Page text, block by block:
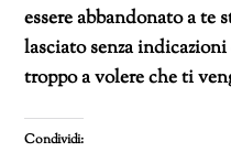
essere abbandonato a te
lasciato senza
troppo a volere che ti
Condividi: